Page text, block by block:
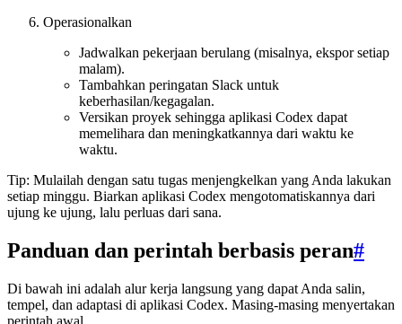
Operasionalkan
Jadwalkan pekerjaan berulang (misalnya, ekspor setiap
malam).
Tambahkan peringatan Slack untuk
keberhasilan/kegagalan.
Versikan proyek sehingga aplikasi Codex dapat
memelihara dan meningkatkannya dari waktu ke
waktu.
Tip: Mulailah dengan satu tugas menjengkelkan yang Anda lakukan
setiap minggu. Biarkan aplikasi Codex mengotomatiskannya dari
ujung ke ujung, lalu perluas dari sana.
Panduan dan perintah berbasis peran#
Di bawah ini adalah alur kerja langsung yang dapat Anda salin,
tempel, dan adaptasi di aplikasi Codex. Masing-masing menyertakan
perintah awal.